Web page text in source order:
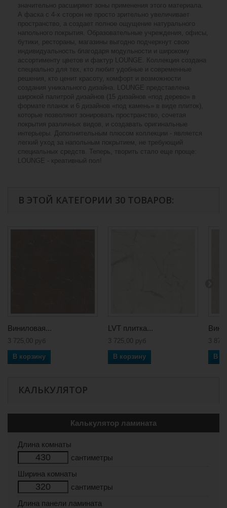
значительно расширяют зоны применения этого материала.
А фаска с 4-х сторон не просто зрительно увеличивает
пространство, а создает полное ощущение натурального
напольного покрытия. Образовательные учреждения, офисы,
бутики, рестораны, магазины выгодно подчеркнут свою
индивидуальность благодаря модульности и широкому
ассортименту цветов и фактур LOUNGE. Коллекция создана
специально для тех, кто любит удобные и современные
решения, кто ценит красоту, комфорт и возможности
создания уникального дизайна. LOUNGE представлена
широкой палитрой дизайнов (15 дизайнов «под дерево» в
формате планок и 6 дизайнов «под камень» в виде плиток),
которые позволяют зонировать пространство, сочетая
покрытия различных видов, и создавать оригинальные
интерьеры. Дополнительным плюсом коллекции - является
легкий уход за напольным покрытием, не требующий
специальных средств. Теперь, творить стало еще проще:
LOUNGE - креативный пол!
В ЭТОЙ КАТЕГОРИИ 30 ТОВАРОВ:
Виниловая...
3 725,00 руб
В корзину
LVT плитка...
3 725,00 руб
В корзину
3
В
КАЛЬКУЛЯТОР
Калькулятор ламината
Длина комнаты
сантиметры
Ширина комнаты
сантиметры
Длина панели ламината